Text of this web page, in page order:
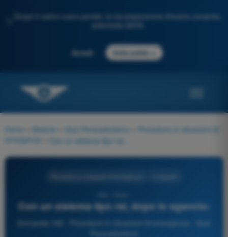
Scopri il nostro nuovo portale: la tua preparazione d'esame completa,
Accedi Inizia subito
Home Materie Quiz Paracadutismo
Procedure in situazioni di
emergenza
Con un sistema tipo rsl, dopo lo sgancio: